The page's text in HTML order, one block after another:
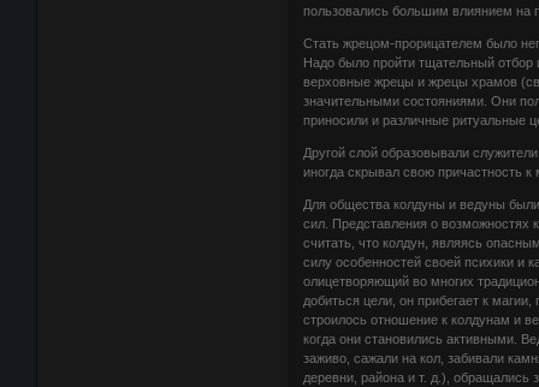
пользовались большим влиянием на
Стать жрецом-прорицателем было
Надо было пройти тщательный
верховные жрецы и жрецы храмов
значительными состояниями. Они
приносили и различные ритуальные
Другой слой образовывали
иногда скрывал свою причастность
Для общества колдуны и ведуны
сил. Представления о возможностях
считать, что колдун, являясь
силу особенностей своей психики и
олицетворяющий во многих
добиться цели, он прибегает к
строилось отношение к колдунам и
когда они становились активными.
заживо, сажали на кол, забивали
деревни, района и т. д.), обращались